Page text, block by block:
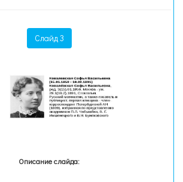
Слайд 3
Описание слайда: